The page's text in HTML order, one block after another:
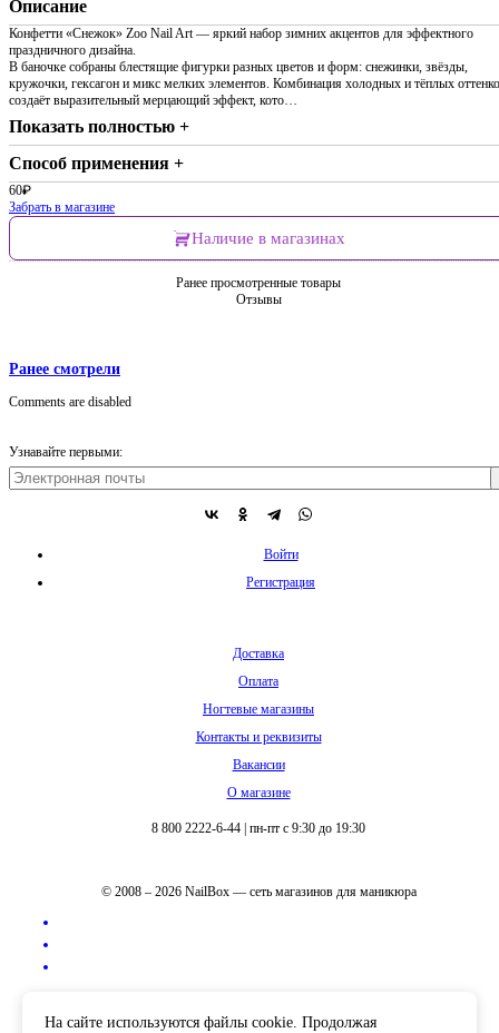
Описание
Конфетти «Снежок» Zoo Nail Art — яркий набор зимних акцентов для эффектного
праздничного дизайна.
В баночке собраны блестящие фигурки разных цветов и форм: снежинки, звёзды,
кружочки, гексагон и микс мелких элементов. Комбинация холодных и тёплых
создаёт выразительный мерцающий эффект, кото…
Показать полностью +
Способ применения +
60₽
Забрать в магазине
Наличие в магазинах
Ранее просмотренные товары
Отзывы
Ранее смотрели
Comments are disabled
Узнавайте первыми:
Войти
Регистрация
Доставка
Оплата
Ногтевые магазины
Контакты и реквизиты
Вакансии
О магазине
8 800 2222-6-44 пн-пт с 9:30 до 19:30
© 2008 – 2026 NailBox — сеть магазинов для маникюра
На сайте используются файлы cookie. Продолжая